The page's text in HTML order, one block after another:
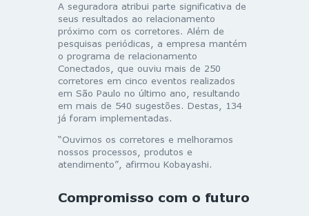
A seguradora atribui parte significativa de
seus resultados ao relacionamento
próximo com os corretores. Além de
pesquisas periódicas, a empresa mantém
o programa de relacionamento
Conectados, que ouviu mais de 250
corretores em cinco eventos realizados
em São Paulo no último ano, resultando
em mais de 540 sugestões. Destas, 134
já foram implementadas.
“Ouvimos os corretores e melhoramos
nossos processos, produtos e
atendimento”, afirmou Kobayashi.
Compromisso com o futuro